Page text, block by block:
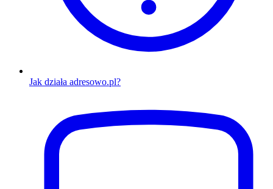
Jak działa adresowo.pl?